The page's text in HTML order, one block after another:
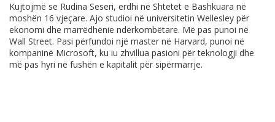
Kujtojmë se Rudina Seseri, erdhi në Shtetet e Bashkuara në
moshën 16 vjeçare. Ajo studioi në universitetin Wellesley për
ekonomi dhe marrëdhënie ndërkombëtare. Më pas punoi në
Wall Street. Pasi përfundoi një master në Harvard, punoi në
kompaninë Microsoft, ku iu zhvillua pasioni për teknologji dhe
më pas hyri në fushën e kapitalit për sipërmarrje.